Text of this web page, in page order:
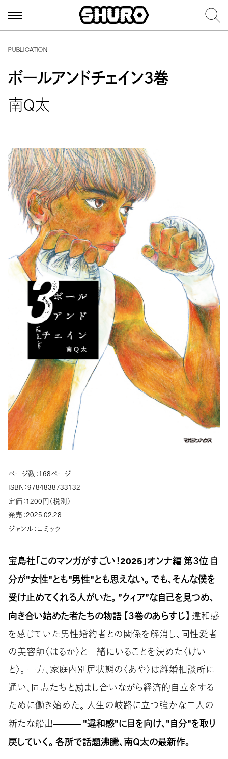
PUBLICATION
ボールアンドチェイン３巻
南Q太
ページ数：168ページ
ISBN：9784838733132
定価：1200円（税別）
発売：2025.02.28
ジャンル：コミック
宝島社「このマンガがすごい！2025」オンナ編 第３位 自
分が"女性"とも"男性"とも思えない。 でも、そんな僕を
受け止めてくれる人がいた。 ”クィア”な自己を見つめ、
向き合い始めた者たちの物語 【３巻のあらすじ】 違和感
を感じていた男性婚約者との関係を解消し、同性愛者
の美容師〈はるか〉と一緒にいることを決めた〈けい
と〉。 一方、家庭内別居状態の〈あや〉は離婚相談所に
通い、同志たちと励まし合いながら経済的自立をする
ために働き始めた。 人生の岐路に立つ強かな二人の
新たな船出――― "違和感"に目を向け、"自分"を取り
戻していく。 各所で話題沸騰、南Ｑ太の最新作。